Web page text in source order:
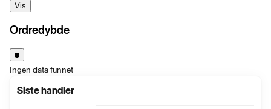
Vis
Ordredybde
Ingen data funnet
Siste handler